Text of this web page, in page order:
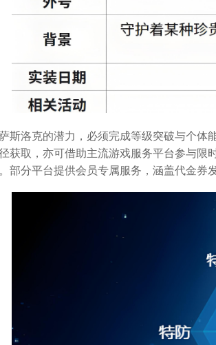
斯洛克的潜力，必须完成等级突破与个
获取，亦可借助主流游戏服务平台参与
部分平台提供会员专属服务，涵盖代金券